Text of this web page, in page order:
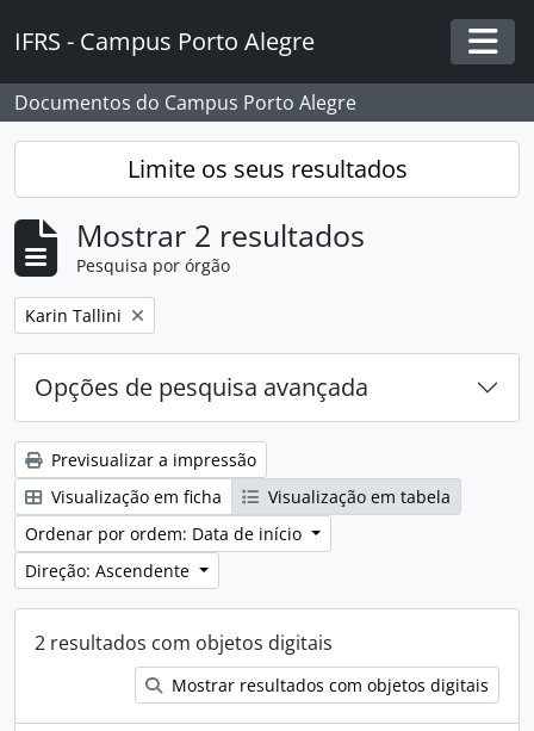
IFRS - Campus Porto Alegre
Documentos do Campus Porto Alegre
Limite os seus resultados
Mostrar 2 resultados
Pesquisa por órgão
Remover filtro:
Karin Tallini
Opções de pesquisa avançada
Previsualizar a impressão
Visualização em ficha
Visualização em tabela
Ordenar por ordem: Data de início
Direção: Ascendente
2 resultados com objetos digitais
Mostrar resultados com objetos digitais